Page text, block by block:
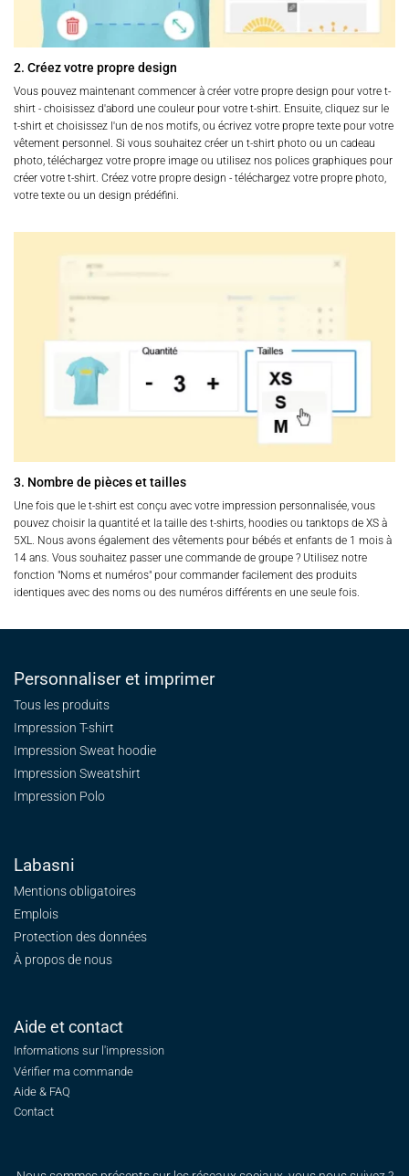
2. Créez votre propre design
Vous pouvez maintenant commencer à créer votre propre design pour votre t-
shirt - choisissez d'abord une couleur pour votre t-shirt. Ensuite, cliquez sur le
t-shirt et choisissez l'un de nos motifs, ou écrivez votre propre texte pour votre
vêtement personnel. Si vous souhaitez créer un t-shirt photo ou un cadeau
photo, téléchargez votre propre image ou utilisez nos polices graphiques pour
créer votre t-shirt. Créez votre propre design - téléchargez votre propre photo,
votre texte ou un design prédéfini.
3. Nombre de pièces et tailles
Une fois que le t-shirt est conçu avec votre impression personnalisée, vous
pouvez choisir la quantité et la taille des t-shirts, hoodies ou tanktops de XS à
5XL. Nous avons également des vêtements pour bébés et enfants de 1 mois à
14 ans. Vous souhaitez passer une commande de groupe ? Utilisez notre
fonction "Noms et numéros" pour commander facilement des produits
identiques avec des noms ou des numéros différents en une seule fois.
Personnaliser et imprimer
Tous les produits
Impression T-shirt
Impression Sweat hoodie
Impression Sweatshirt
Impression Polo
Labasni
Mentions obligatoires
Emplois
Protection des données
À propos de nous
Aide et contact
Informations sur l'impression
Vérifier ma commande
Aide & FAQ
Contact